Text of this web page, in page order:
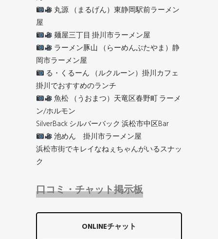
丸源 （まるげん）東静岡駅前ラーメン
屋
麺屋三丁目 掛川市ラーメン屋
ラーメン豚山 （らーめんぶたやま）静
岡市ラーメン屋
る・くるーん （ルクルーン）掛川カフェ
掛川でおすすめのランチ
魚松 （うおまつ）天竜区春野町 ラーメ
ン/ホルモン
SilverBack シルバーバック 浜松市中区Bar
池めん 掛川市ラーメン屋
浜松市街でキレイなねぇちゃんがいるスナッ
ク
口コミ・チャット掲示板
ONLINEチャット